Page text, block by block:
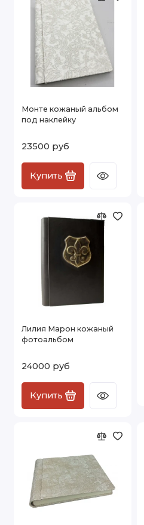
Монте кожаный альбом
под наклейку
23500 руб
Купить
Лилия Марон кожаный
фотоальбом
24000 руб
Купить